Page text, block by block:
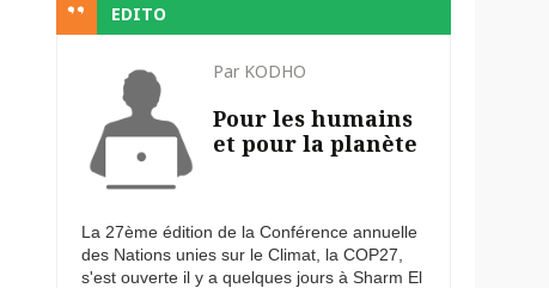
EDITO
Par KODHO
Pour les humains
et pour la planète
La 27ème édition de la Conférence annuelle
des Nations unies sur le Climat, la COP27,
s'est ouverte il y a quelques jours à Sharm El